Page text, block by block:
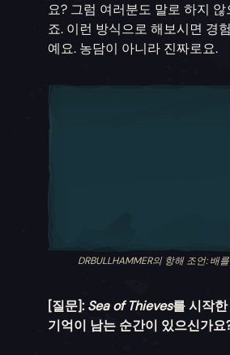
요? 그럼 여러분도 말로 하지
죠. 이런 방식으로 해보시면 경
예요. 농담이 아니라 진짜로요.
DRBULLHAMMER의 항해 조언: 배
[질문]: Sea of Thieves를 시작
기억이 남는 순간이 있으신가요